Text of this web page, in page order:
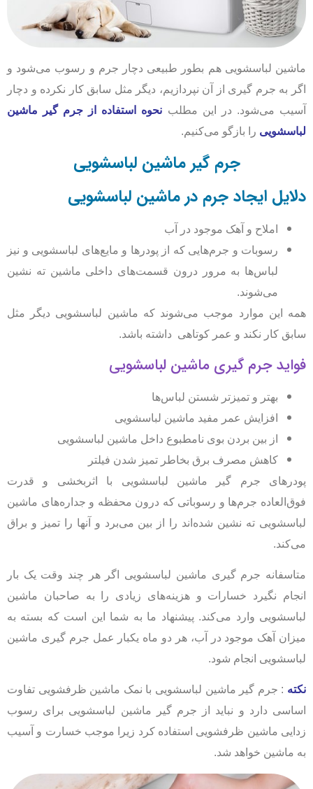
ماشین لباسشویی هم بطور طبیعی دچار جرم و رسوب می‌شود و
اگر به جرم گیری از آن نپردازیم، دیگر مثل سابق کار نکرده و دچار
آسیب می‌شود. در این مطلب نحوه استفاده از جرم گیر ماشین
لباسشویی را بازگو می‌کنیم.
جرم گیر ماشین لباسشویی
دلایل ایجاد جرم در ماشین لباسشویی
املاح و آهک موجود در آب
رسوبات و جرم‌هایی که از پودرها و مایع‌های لباسشویی و نیز
لباس‌ها به مرور درون قسمت‌های داخلی ماشین ته نشین
می‌شوند.
همه این موارد موجب می‌شوند که ماشین لباسشویی دیگر مثل
سابق کار نکند و عمر کوتاهی داشته باشد.
فواید جرم گیری ماشین لباسشویی
بهتر و تمیزتر شستن لباس‌ها
افزایش عمر مفید ماشین لباسشویی
از بین بردن بوی نامطبوع داخل ماشین لباسشویی
کاهش مصرف برق بخاطر تمیز شدن فیلتر
پودرهای جرم گیر ماشین لباسشویی با اثربخشی و قدرت
فوق‌العاده جرم‌ها و رسوباتی که درون محفظه و جداره‌های ماشین
لباسشویی ته نشین شده‌اند را از بین ‌می‌برد و آنها را تمیز و براق
می‌کند.
متاسفانه جرم گیری ماشین لباسشویی اگر هر چند وقت یک بار
انجام نگیرد خسارات و هزینه‌های زیادی را به صاحبان ماشین
لباسشویی وارد می‌کند. پیشنهاد ما به شما این است که بسته به
میزان آهک موجود در آب، هر دو ماه یکبار عمل جرم گیری ماشین
لباسشویی انجام شود.
نکته : جرم گیر ماشین لباسشویی با نمک ماشین ظرفشویی تفاوت
اساسی دارد و نباید از جرم گیر ماشین لباسشویی برای رسوب
زدایی ماشین ظرفشویی استفاده کرد زیرا موجب خسارت و آسیب
به ماشین خواهد شد.